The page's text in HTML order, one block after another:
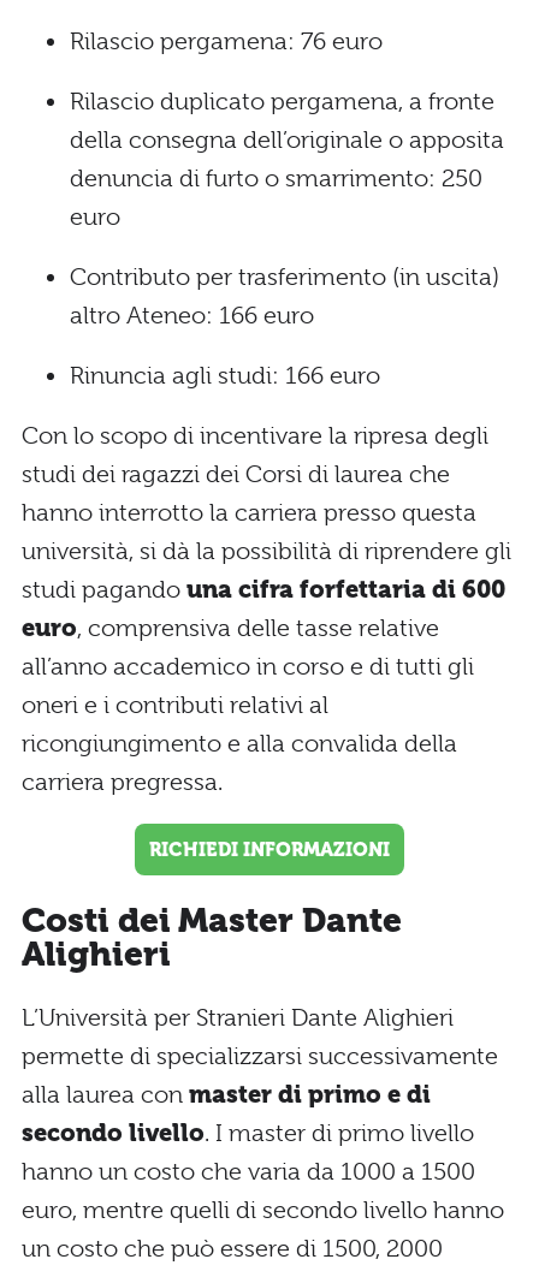
Rilascio pergamena: 76 euro
Rilascio duplicato pergamena, a fronte
della consegna dell’originale o apposita
denuncia di furto o smarrimento: 250
euro
Contributo per trasferimento (in uscita)
altro Ateneo: 166 euro
Rinuncia agli studi: 166 euro
Con lo scopo di incentivare la ripresa degli
studi dei ragazzi dei Corsi di laurea che
hanno interrotto la carriera presso questa
università, si dà la possibilità di riprendere gli
studi pagando una cifra forfettaria di 600
euro, comprensiva delle tasse relative
all’anno accademico in corso e di tutti gli
oneri e i contributi relativi al
ricongiungimento e alla convalida della
carriera pregressa.
RICHIEDI INFORMAZIONI
Costi dei Master Dante
Alighieri
L’Università per Stranieri Dante Alighieri
permette di specializzarsi successivamente
alla laurea con master di primo e di
secondo livello. I master di primo livello
hanno un costo che varia da 1000 a 1500
euro, mentre quelli di secondo livello hanno
un costo che può essere di 1500, 2000